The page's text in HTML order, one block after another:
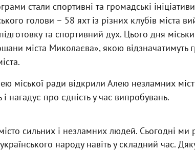
стали спортивні та громадські
голови – 58 яхт із різних клубів міста
та спортивний дух. Цього дня
міста Миколаєва», якою відзначатимуть
міської ради відкрили Алею незламних
і нагадує про єдність у час випробувань.
сильних і незламних людей. Сьогодні ми
українського народу навіть у складний час.